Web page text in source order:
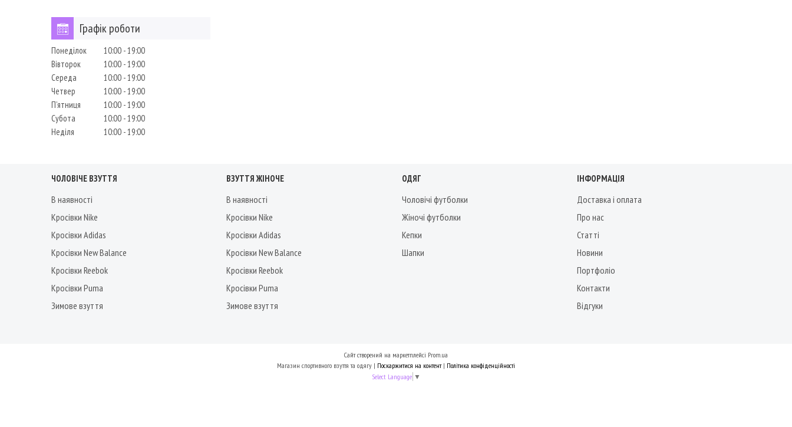
Графік роботи
Понеділок 10:00 19:00
Вівторок
10:00 19:00
Середа
10:00 19:00
Четвер
10:00 19:00
Пʼятниця
10:00 19:00
Субота
10:00 19:00
Неділя
10:00 19:00
ЧОЛОВІЧЕ ВЗУТТЯ
В наявності
Кросівки Nike
Кросівки Adidas
Кросівки New Balance
Кросівки Reebok
Кросівки Puma
Зимове взуття
ВЗУТТЯ ЖІНОЧЕ
В наявності
Кросівки Nike
Кросівки Adidas
Кросівки New Balance
Кросівки Reebok
Кросівки Puma
Зимове взуття
ОДЯГ
Чоловічі футболки
Жіночі футболки
Кепки
Шапки
ІНФОРМАЦІЯ
Доставка і оплата
Про нас
Статті
Новини
Портфоліо
Контакти
Відгуки
Сайт створений на маркетплейсі Prom.ua
Магазин спортивного взуття та одягу | Поскаржитися на контент | Політика конфіденційності
Select Language ▼